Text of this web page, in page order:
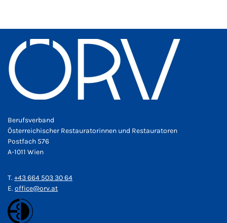
Berufsverband
Österreichischer Restauratorinnen und Restauratoren
Postfach 576
A-1011 Wien
T. +43 664 503 30 64
E. office@orv.at